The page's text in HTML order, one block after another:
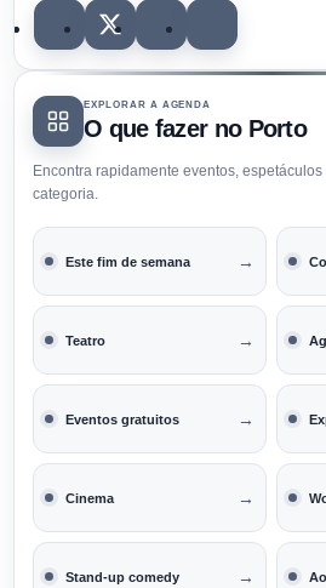
EXPLORAR A AGENDA
O que fazer no Porto
Encontra rapidamente eventos,
categoria.
Este fim de semana →
Teatro →
Eventos gratuitos →
Cinema →
Stand-up comedy →